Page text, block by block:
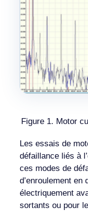
Figure 1. Motor
Les essais de
défaillance liés à
ces modes de
d’enroulement
électriquement
sortants ou pour